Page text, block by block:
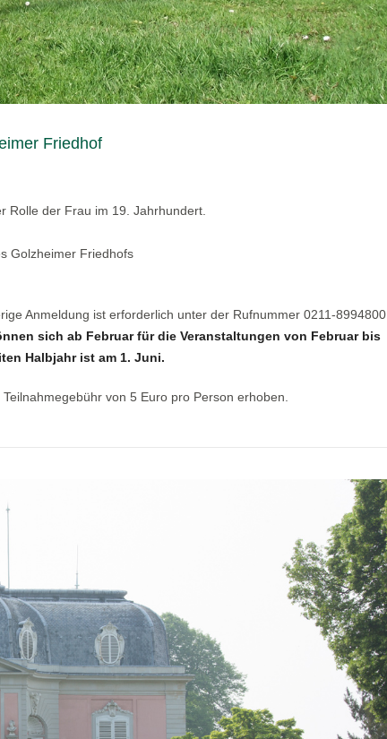
Friedhof
Rolle der Frau im 19. Jahrhundert.
Golzheimer Friedhofs
Anmeldung ist erforderlich unter der Rufnummer 0211-8994800
sich ab Februar für die Veranstaltungen von Februar bis
Halbjahr ist am 1. Juni.
von 5 Euro pro Person erhoben.